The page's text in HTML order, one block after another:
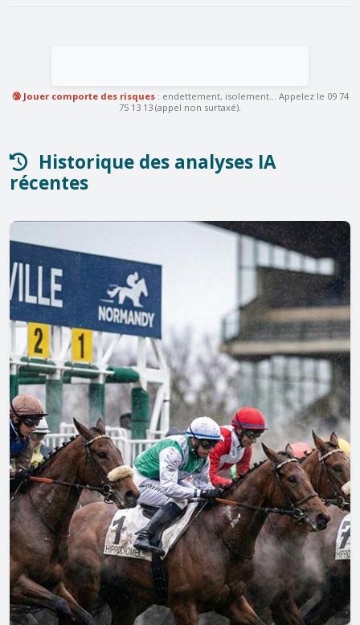
🔞 Jouer comporte des risques: endettement, isolement... Appelez le 09 74
75 13 13 (appel non surtaxé).
Historique des analyses IA
récentes